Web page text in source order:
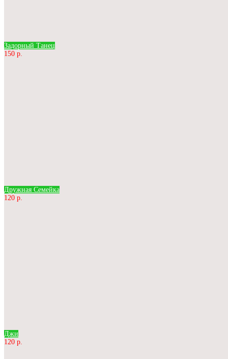
Задорный Танец
150 р.
Дружная Семейка
120 р.
Джи
120 р.